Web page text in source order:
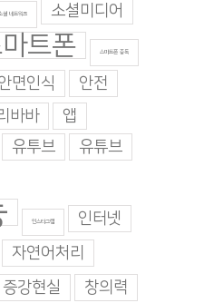
셜 네트워크 소셜미디어
트폰 스마트폰 중독
면인식 안전
바바
앱
유투브
유튜브
인스타그램
인터넷
자연어처리
증강현실 창의력